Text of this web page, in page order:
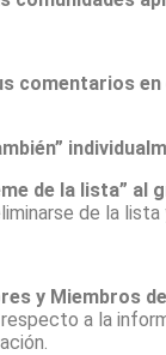
comentarios
de la lista” al
de la
y Miembros de
a la